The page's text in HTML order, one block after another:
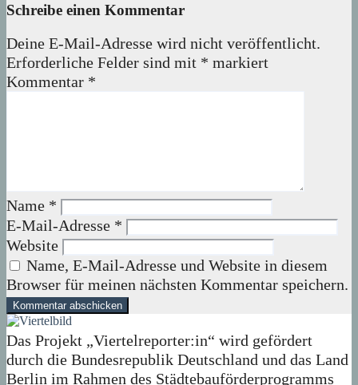
Schreibe einen Kommentar
Deine E-Mail-Adresse wird nicht veröffentlicht.
Erforderliche Felder sind mit * markiert
Kommentar *
Name *
E-Mail-Adresse *
Website
Name, E-Mail-Adresse und Website in diesem
Browser für meinen nächsten Kommentar speichern.
Das Projekt „Viertelreporter:in“ wird gefördert
durch die Bundesrepublik Deutschland und das Land
Berlin im Rahmen des Städtebauförderprogramms